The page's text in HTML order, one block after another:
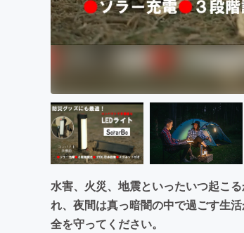
水害、火災、地震といったいつ起こ
れ、夜間は真っ暗闇の中で過ごす生
全を守ってください。